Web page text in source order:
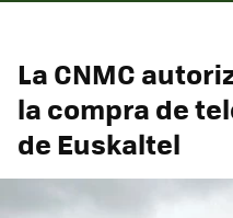
La CNMC
la compra de
de Euskaltel